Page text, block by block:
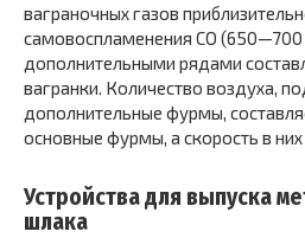
ваграночных газов
самовоспламенения СО (650—700
дополнительными рядами
вагранки. Количество воздуха,
дополнительные фурмы,
основные фурмы, а скорость в
Устройства для выпуска
шлака